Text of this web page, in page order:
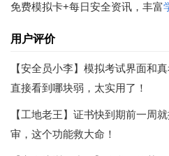
免费模拟卡+每日安全资讯，丰富
用户评价
【安全员小李】模拟考试界面和
直接看到哪块弱，太实用了！
【工地老王】证书快到期前一周
审，这个功能救大命！